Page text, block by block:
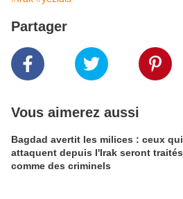
Partager
Vous aimerez aussi
Bagdad avertit les milices : ceux qui
attaquent depuis l'Irak seront traités
comme des criminels